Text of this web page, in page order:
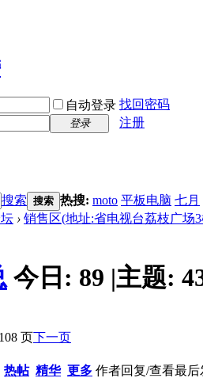
自动登录 找回密码
登录
注册
搜索 搜索 热搜: moto 平板电脑 七月
› 销售区(地址:省电视台荔枝广场3
今日: 89 |主题:
页下一页
热帖 精华 更多 作者回复/查看最后